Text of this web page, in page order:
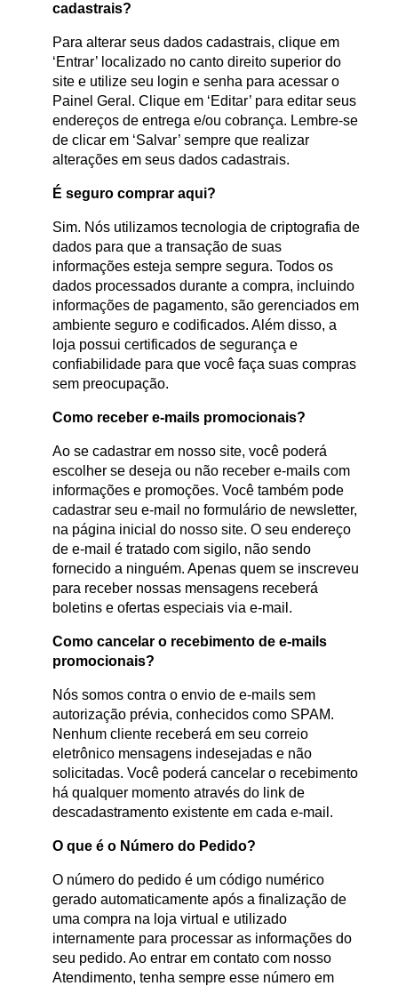
cadastrais?
Para alterar seus dados cadastrais, clique em
‘Entrar’ localizado no canto direito superior do
site e utilize seu login e senha para acessar o
Painel Geral. Clique em ‘Editar’ para editar seus
endereços de entrega e/ou cobrança. Lembre-se
de clicar em ‘Salvar’ sempre que realizar
alterações em seus dados cadastrais.
É seguro comprar aqui?
Sim. Nós utilizamos tecnologia de criptografia de
dados para que a transação de suas
informações esteja sempre segura. Todos os
dados processados durante a compra, incluindo
informações de pagamento, são gerenciados em
ambiente seguro e codificados. Além disso, a
loja possui certificados de segurança e
confiabilidade para que você faça suas compras
sem preocupação.
Como receber e-mails promocionais?
Ao se cadastrar em nosso site, você poderá
escolher se deseja ou não receber e-mails com
informações e promoções. Você também pode
cadastrar seu e-mail no formulário de newsletter,
na página inicial do nosso site. O seu endereço
de e-mail é tratado com sigilo, não sendo
fornecido a ninguém. Apenas quem se inscreveu
para receber nossas mensagens receberá
boletins e ofertas especiais via e-mail.
Como cancelar o recebimento de e-mails
promocionais?
Nós somos contra o envio de e-mails sem
autorização prévia, conhecidos como SPAM.
Nenhum cliente receberá em seu correio
eletrônico mensagens indesejadas e não
solicitadas. Você poderá cancelar o recebimento
há qualquer momento através do link de
descadastramento existente em cada e-mail.
O que é o Número do Pedido?
O número do pedido é um código numérico
gerado automaticamente após a finalização de
uma compra na loja virtual e utilizado
internamente para processar as informações do
seu pedido. Ao entrar em contato com nosso
Atendimento, tenha sempre esse número em